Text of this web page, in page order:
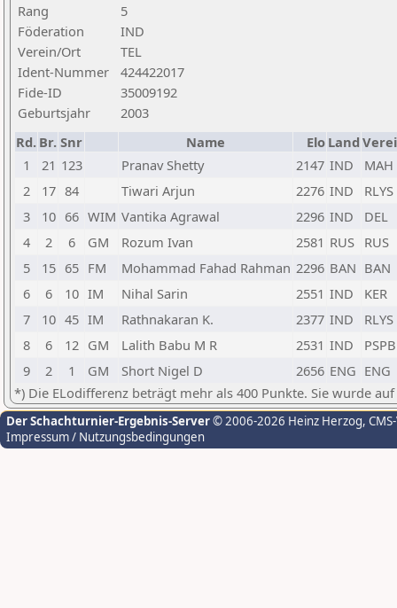
Rang
5
Föderation
IND
Verein/Ort
TEL
Ident-Nummer
424422017
Fide-ID
35009192
Geburtsjahr
2003
Rd. Br. Snr Name Elo Land
1
21 123 Pranav Shetty 2147 IND
MAH
2
17 84 Tiwari Arjun 2276 IND
RLYS
3
10 66 WIM Vantika Agrawal 2296 IND
DEL
4
2 6 GM Rozum Ivan 2581 RUS RUS
5
15 65 FM Mohammad Fahad Rahman 2296 BAN BAN
6
6 10 IM Nihal Sarin 2551 IND
KER
7
10 45 IM Rathnakaran K. 2377 IND
RLYS
8
6 12 GM Lalith Babu M R 2531 IND
PSPB
9
2 1 GM Short Nigel D 2656 ENG ENG
*) Die ELodifferenz beträgt mehr als 400 Punkte. Sie wurde
Der Schachturnier-Ergebnis-Server© 2006-2026 Heinz Herzog,
Impressum / Nutzungsbedingungen